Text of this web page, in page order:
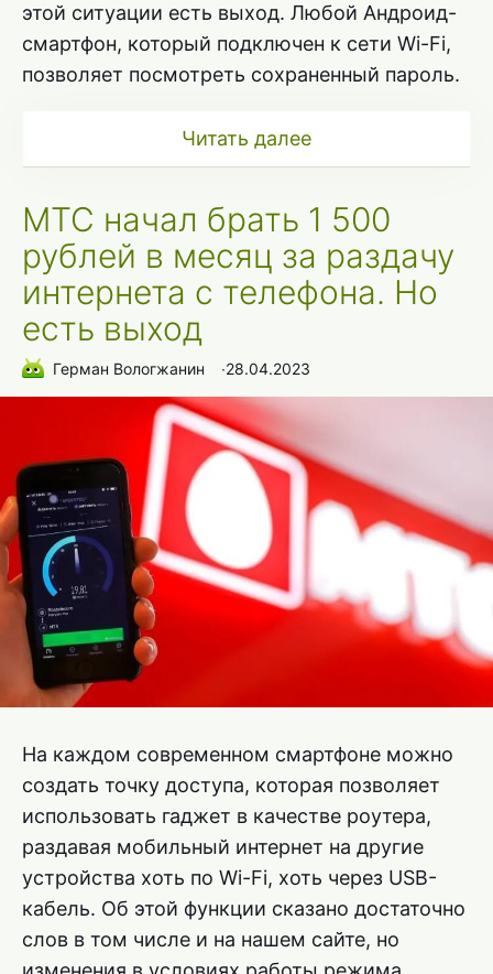
этой ситуации есть выход. Любой Андроид-
смартфон, который подключен к сети Wi-Fi,
позволяет посмотреть сохраненный пароль.
Читать далее
МТС начал брать 1 500
рублей в месяц за раздачу
интернета с телефона. Но
есть выход
Герман Вологжанин ∙28.04.2023
На каждом современном смартфоне можно
создать точку доступа, которая позволяет
использовать гаджет в качестве роутера,
раздавая мобильный интернет на другие
устройства хоть по Wi-Fi, хоть через USB-
кабель. Об этой функции сказано достаточно
слов в том числе и на нашем сайте, но